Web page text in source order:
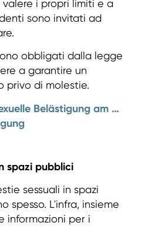
i propri limiti e a
sono invitati ad
obbligati dalla legge
a garantire un
privo di molestie.
Belästigung am Arbeitsplatz
spazi pubblici
sessuali in spazi
spesso. L'infra, insieme
informazioni per i